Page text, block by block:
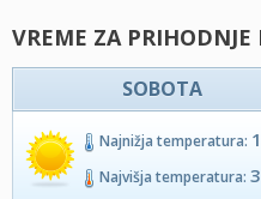
VREME ZA
SOBOTA
Najnižja temperatura:
Najvišja temperatura: